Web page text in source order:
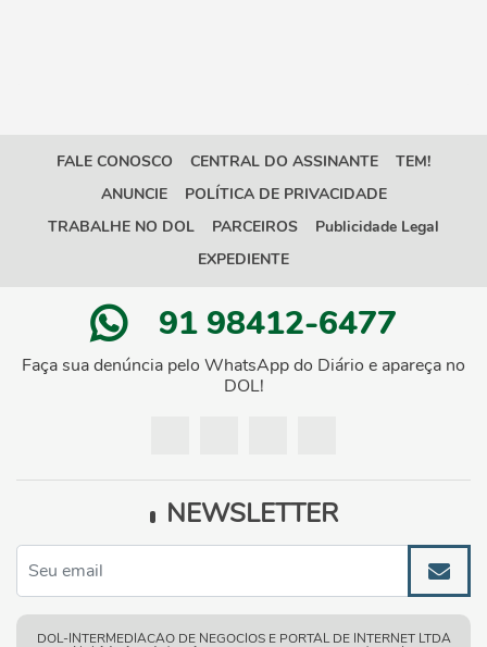
FALE CONOSCO CENTRAL DO ASSINANTE
TEM!
ANUNCIE
POLÍTICA DE PRIVACIDADE
TRABALHE NO DOL
PARCEIROS
Publicidade Legal
EXPEDIENTE
91 98412-6477
Faça sua denúncia pelo WhatsApp do Diário e apareça no
DOL!
NEWSLETTER
DOL-INTERMEDIACAO DE NEGOCIOS E PORTAL DE INTERNET LTDA